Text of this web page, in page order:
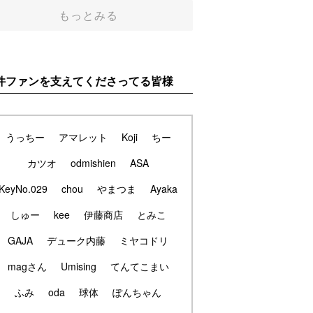
もっとみる
ファンを支えてくださってる皆様
うっちー アマレット Koji
ちー
カツオ
odmishien
ASA
chou やまつま
Ayaka
しゅー
kee 伊藤商店
とみこ
GAJA
デューク内藤
ミヤコドリ
magさん
Umising
てんてこまい
ふみ
oda 球体
ぽんちゃん